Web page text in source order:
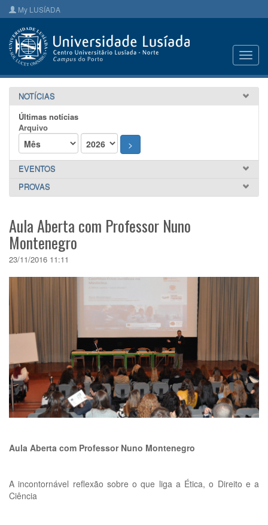
My LUSÍADA
NOTÍCIAS
Últimas notícias
Arquivo
>
EVENTOS
PROVAS
Aula Aberta com Professor Nuno
Montenegro
23/11/2016 11:11
Aula Aberta com Professor Nuno Montenegro
A incontornável reflexão sobre o que liga a Ética, o Direito e a
Ciência